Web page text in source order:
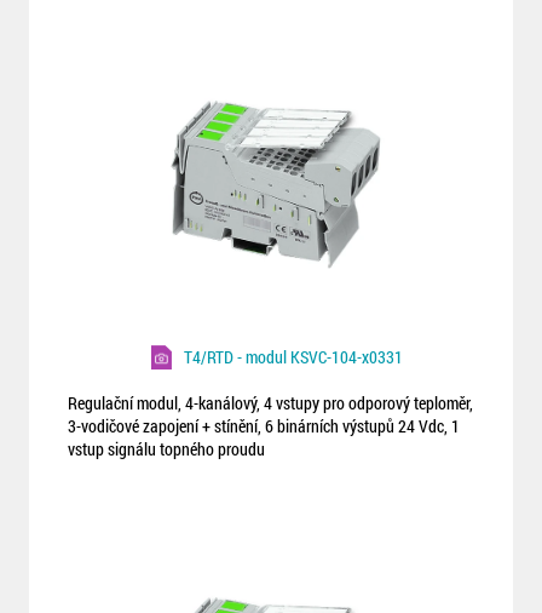
T4/RTD - modul KSVC-104-x0331
Regulační modul, 4-kanálový, 4 vstupy pro odporový teploměr,
3-vodičové zapojení + stínění, 6 binárních výstupů 24 Vdc, 1
vstup signálu topného proudu